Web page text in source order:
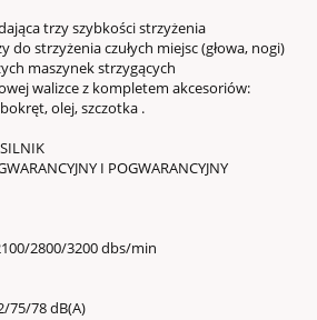
trzy szybkości strzyżenia
do strzyżenia czułych miejsc (głowa, nogi)
maszynek strzygących
walizce z kompletem akcesoriów:
olej, szczotka .
I POGWARANCYJNY
2800/3200 dbs/min
75/78 dB(A)